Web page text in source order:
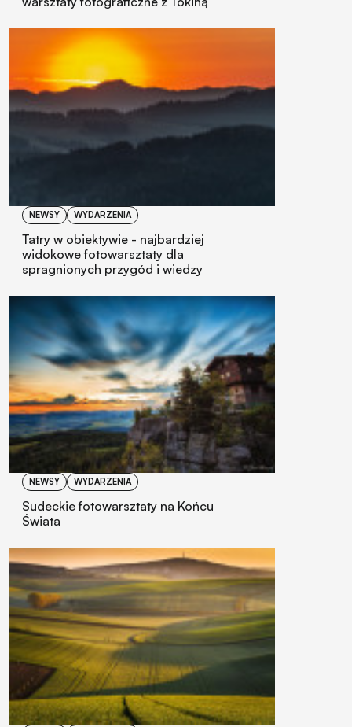
NEWSY WYDARZENIA
Tatry w obiektywie - najbardziej
widokowe fotowarsztaty dla
spragnionych przygód i wiedzy
NEWSY WYDARZENIA
Sudeckie fotowarsztaty na Końcu
Świata